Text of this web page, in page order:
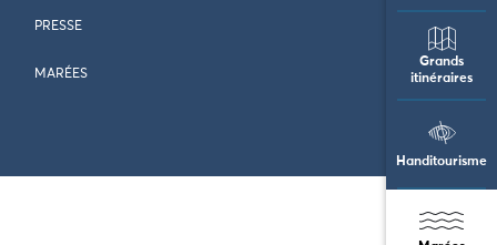
Grands
itinéraires
Handitourisme
PRESSE
MARÉES